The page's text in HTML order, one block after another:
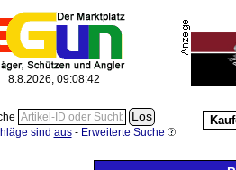
8.8.2026, 09:08:42
sind aus- Erweiterte Suche